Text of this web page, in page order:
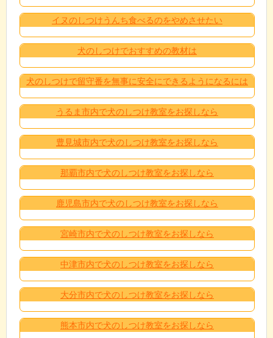
イヌのしつけうんち食べるのをやめさせたい
犬のしつけでおすすめの教材は
犬のしつけで留守番を無事に安全にできるようになるには
うるま市内で犬のしつけ教室をお探しなら
豊見城市内で犬のしつけ教室をお探しなら
那覇市内で犬のしつけ教室をお探しなら
鹿児島市内で犬のしつけ教室をお探しなら
宮崎市内で犬のしつけ教室をお探しなら
中津市内で犬のしつけ教室をお探しなら
大分市内で犬のしつけ教室をお探しなら
熊本市内で犬のしつけ教室をお探しなら